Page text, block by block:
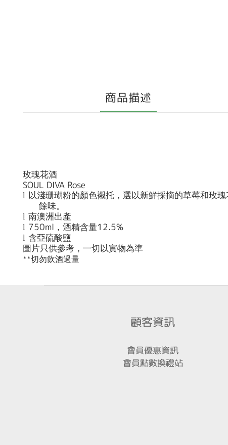
商品描述
玫瑰花酒
SOUL DIVA Rose
l 以淺珊瑚粉的顏色襯托，選以新鮮採摘的草莓和玫
餘味。
l 南澳洲出產
l 750ml ，酒精含量12.5%
l 含亞硫酸鹽
圖片只供參考，一切以實物為準
**切勿飲酒過量
顧客資訊
會員優惠資訊
會員點數換禮站